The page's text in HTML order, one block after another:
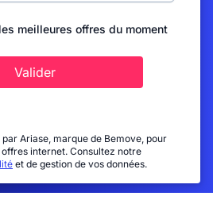
meilleures offres du moment
Valider
Ariase, marque de Bemove, pour
internet. Consultez notre
et de gestion de vos données.